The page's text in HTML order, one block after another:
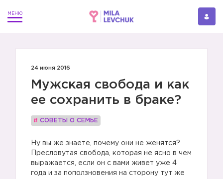
24 июня 2016
Мужская свобода и как
ее сохранить в браке?
# СОВЕТЫ О СЕМЬЕ
Ну вы же знаете, почему они не женятся?
Пресловутая свобода, которая не ясно в чем
выражается, если он с вами живет уже 4
года и за поползновения на сторону тут же